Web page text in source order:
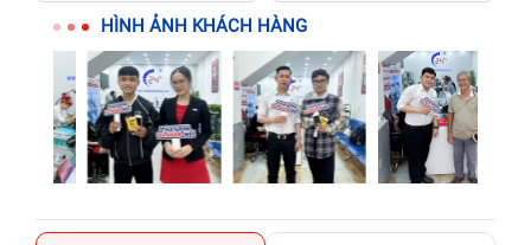
HÌNH ẢNH KHÁCH HÀNG